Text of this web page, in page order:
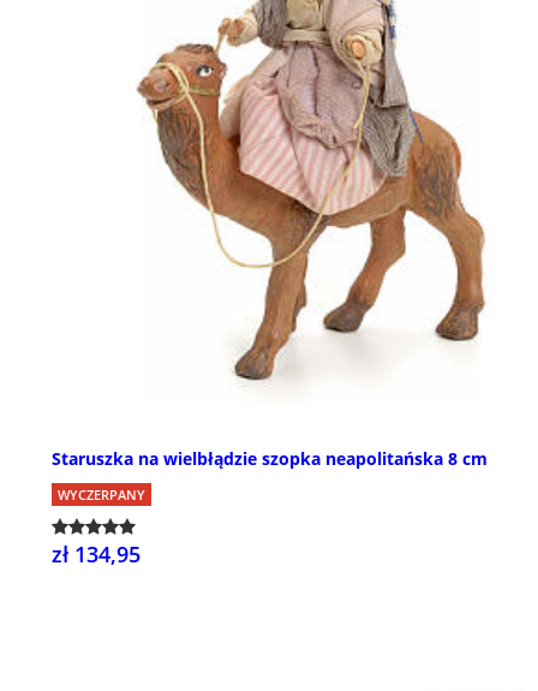
Staruszka na wielbłądzie szopka neapolitańska 8 cm
WYCZERPANY
zł 134,95